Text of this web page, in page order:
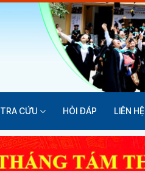
TRA CỨU HỎI ĐÁP LIÊN HỆ